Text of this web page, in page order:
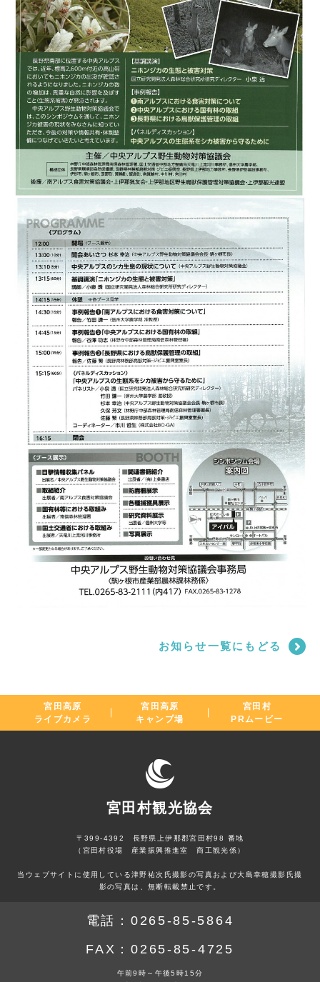
お知らせ一覧にもどる
宮田高原
ライブカメラ
宮田高原
キャンプ場
宮田村
PRムービー
宮田村観光協会
〒399-4392 長野県上伊那郡宮田村98 番地
（宮田村役場 産業振興推進室 商工観光係）
当ウェブサイトに使用している津野祐次氏撮影の写真および大島幸穂撮影氏撮
影の写真は、無断転載禁止です。
電話： 0265-85-5864
FAX：0265-85-4725
午前9時～午後5時15分